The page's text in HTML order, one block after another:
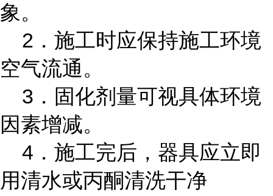
象。
2．施工时应保持施工环境
空气流通。
3．固化剂量可视具体环境
因素增减。
4．施工完后，器具应立即
用清水或丙酮清洗干净